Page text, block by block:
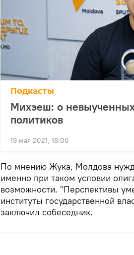
Подкасты
Михэеш: о
политиков
19 мая 2021, 18:00
По мнению Жука, Молдова
именно при таком условии
возможности. "Перспективы
институты государственной
заключил собеседник.